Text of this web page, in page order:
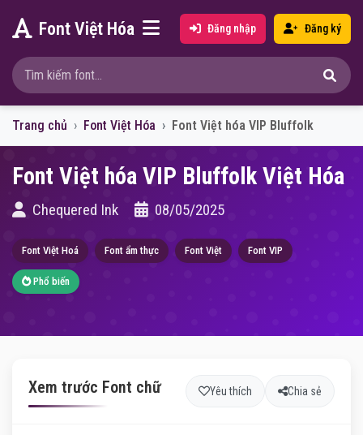
Font Việt Hóa Đăng nhập Đăng ký
Trang chủ Font Việt Hóa Font Việt hóa VIP Bluffolk
Font Việt hóa VIP Bluffolk Việt Hóa
Chequered Ink 08/05/2025
Font Việt Hoá Font ẩm thực Font Việt Font VIP
Phổ biến
Xem trước Font chữ Yêu thích Chia sẻ